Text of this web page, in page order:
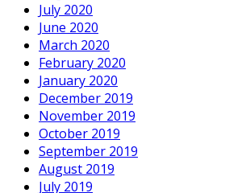
July 2020
June 2020
March 2020
February 2020
January 2020
December 2019
November 2019
October 2019
September 2019
August 2019
July 2019